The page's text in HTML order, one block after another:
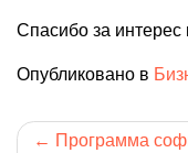
Спасибо за интерес
Опубликовано в
Программа